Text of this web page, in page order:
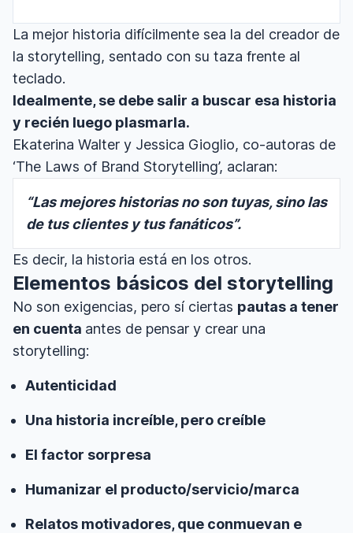
La mejor historia difícilmente sea la del creador de
la storytelling, sentado con su taza frente al
teclado.
Idealmente, se debe salir a buscar esa historia
y recién luego plasmarla.
Ekaterina Walter y Jessica Gioglio, co-autoras de
‘The Laws of Brand Storytelling’, aclaran:
“Las mejores historias no son tuyas, sino las
de tus clientes y tus fanáticos”.
Es decir, la historia está en los otros.
Elementos básicos del storytelling
No son exigencias, pero sí ciertas pautas a tener
en cuenta antes de pensar y crear una
storytelling:
Autenticidad
Una historia increíble, pero creíble
El factor sorpresa
Humanizar el producto/servicio/marca
Relatos motivadores, que conmuevan e